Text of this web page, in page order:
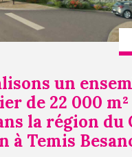
un
de 22 000
la région du
à Temis